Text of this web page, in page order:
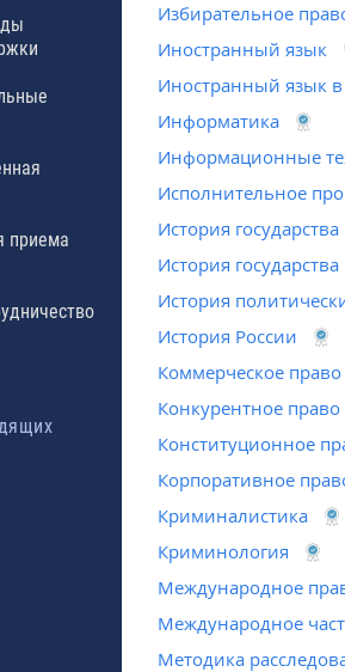
Избирательное
Иностранный язык
Иностранный язык
Информатика
Информационные
Исполнительное
История
История
История
История России
Коммерческое право
Конкурентное право
Конституционное
Корпоративное
Криминалистика
Криминология
Международное
Международное
Методика
приема